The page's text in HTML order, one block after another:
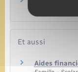
Et aussi
Aides